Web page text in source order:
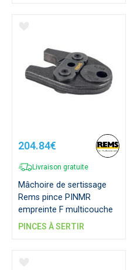
204.84€
Livraison gratuite
Mâchoire de sertissage
Rems pince PINMR
empreinte F multicouche
PINCES À SERTIR